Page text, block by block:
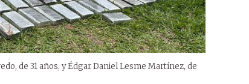
de 31 años, y Édgar Daniel Lesme Martínez, de